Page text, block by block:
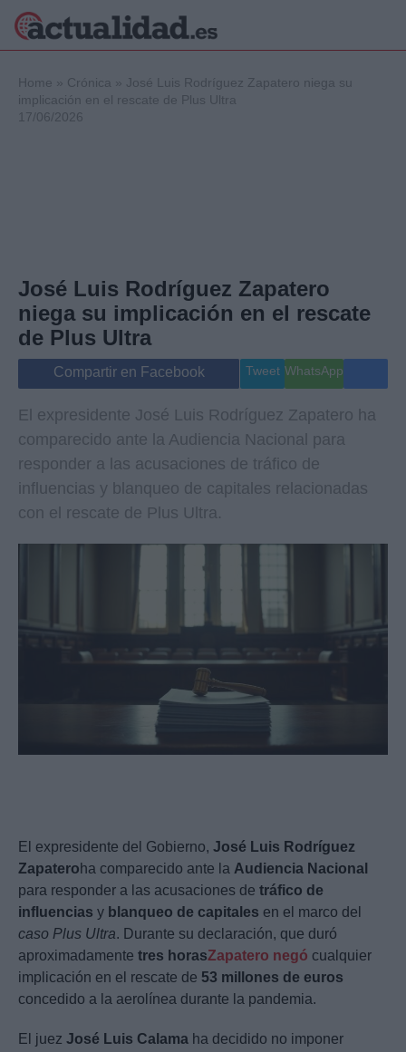
Internacional
Viajes
Gente
Musica
Home » Crónica » José Luis Rodríguez Zapatero niega su
implicación en el rescate de Plus Ultra
17/06/2026
José Luis Rodríguez Zapatero
niega su implicación en el rescate
de Plus Ultra
Compartir en Facebook Tweet WhatsApp
El expresidente José Luis Rodríguez Zapatero ha
comparecido ante la Audiencia Nacional para
responder a las acusaciones de tráfico de
influencias y blanqueo de capitales relacionadas
con el rescate de Plus Ultra.
El expresidente del Gobierno, José Luis Rodríguez
Zapatero ha comparecido ante la Audiencia Nacional
para responder a las acusaciones de tráfico de
influencias y blanqueo de capitales en el marco del
caso Plus Ultra. Durante su declaración, que duró
aproximadamente tres horasZapatero negó cualquier
implicación en el rescate de 53 millones de euros
concedido a la aerolínea durante la pandemia.
El juez José Luis Calama ha decidido no imponer